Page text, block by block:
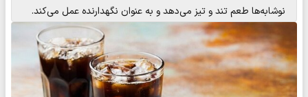
نوشابه‌ها طعم تند و تیز می‌دهد و به عنوان نگهدارنده عمل می‌کند.